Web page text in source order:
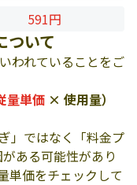
591円
ついて
われていることをご
量単価 × 使用量）
」ではなく「料金プ
ある可能性があり
単価をチェックして